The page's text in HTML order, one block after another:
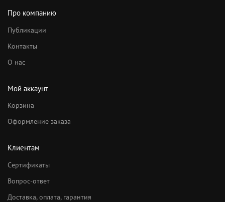
Про компанию
Публикации
Контакты
О нас
Мой аккаунт
Корзина
Оформление заказа
Клиентам
Сертификаты
Вопрос-ответ
Доставка, оплата, гарантия